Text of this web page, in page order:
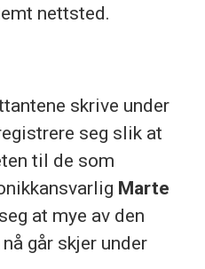
nettsted.
skrive under
seg slik at
til de som
Marte
at mye av den
går skjer under